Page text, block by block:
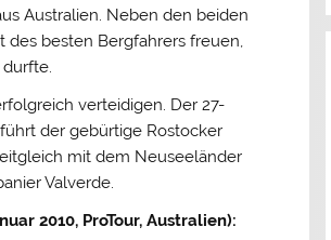
Australien. Neben den beiden
des besten Bergfahrers freuen,
verteidigen. Der 27-
der gebürtige Rostocker
mit dem Neuseeländer
Valverde.
2010, ProTour, Australien):